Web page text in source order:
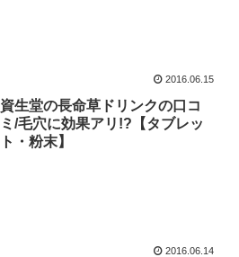
2016.06.15
資生堂の長命草ドリンクの口コ
ミ/毛穴に効果アリ!?【タブレッ
ト・粉末】
2016.06.14